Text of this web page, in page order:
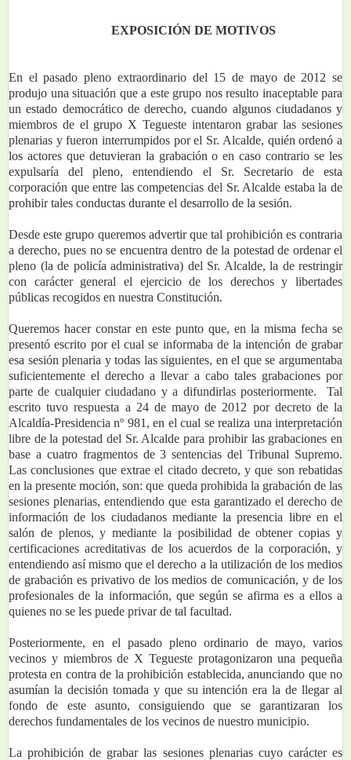
EXPOSICIÓN DE MOTIVOS
En el pasado pleno extraordinario del 15 de mayo de 2012 se
produjo una situación que a este grupo nos resulto inaceptable para
un estado democrático de derecho, cuando algunos ciudadanos y
miembros de el grupo X Tegueste intentaron grabar las sesiones
plenarias y fueron interrumpidos por el Sr. Alcalde, quién ordenó a
los actores que detuvieran la grabación o en caso contrario se les
expulsaría del pleno, entendiendo el Sr. Secretario de esta
corporación que entre las competencias del Sr. Alcalde estaba la de
prohibir tales conductas durante el desarrollo de la sesión.
Desde este grupo queremos advertir que tal prohibición es contraria
a derecho, pues no se encuentra dentro de la potestad de ordenar el
pleno (la de policía administrativa) del Sr. Alcalde, la de restringir
con carácter general el ejercicio de los derechos y libertades
públicas recogidos en nuestra Constitución.
Queremos hacer constar en este punto que, en la misma fecha se
presentó escrito por el cual se informaba de la intención de grabar
esa sesión plenaria y todas las siguientes, en el que se argumentaba
suficientemente el derecho a llevar a cabo tales grabaciones por
parte de cualquier ciudadano y a difundirlas posteriormente.  Tal
escrito tuvo respuesta a 24 de mayo de 2012 por decreto de la
Alcaldía-Presidencia nº 981, en el cual se realiza una interpretación
libre de la potestad del Sr. Alcalde para prohibir las grabaciones en
base a cuatro fragmentos de 3 sentencias del Tribunal Supremo.
Las conclusiones que extrae el citado decreto, y que son rebatidas
en la presente moción, son: que queda prohibida la grabación de las
sesiones plenarias, entendiendo que esta garantizado el derecho de
información de los ciudadanos mediante la presencia libre en el
salón de plenos, y mediante la posibilidad de obtener copias y
certificaciones acreditativas de los acuerdos de la corporación, y
entendiendo así mismo que el derecho a la utilización de los medios
de grabación es privativo de los medios de comunicación, y de los
profesionales de la información, que según se afirma es a ellos a
quienes no se les puede privar de tal facultad.
Posteriormente, en el pasado pleno ordinario de mayo, varios
vecinos y miembros de X Tegueste protagonizaron una pequeña
protesta en contra de la prohibición establecida, anunciando que no
asumían la decisión tomada y que su intención era la de llegar al
fondo de este asunto, consiguiendo que se garantizaran los
derechos fundamentales de los vecinos de nuestro municipio.
La prohibición de grabar las sesiones plenarias cuyo carácter es